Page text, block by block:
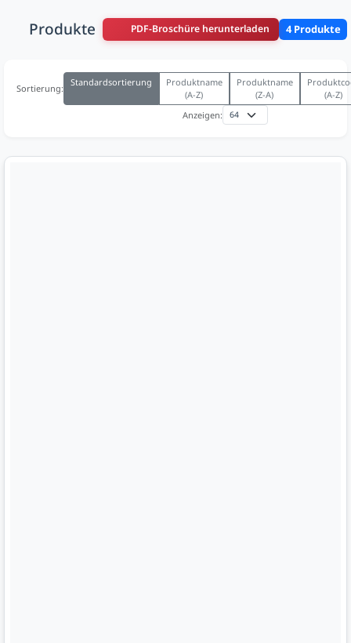
Produkte PDF-Broschüre herunterladen 4 Produkte
Sortierung:
Standardsortierung
Produktname
(A-Z)
Produktname
(Z-A)
(A-Z)
Anzeigen: